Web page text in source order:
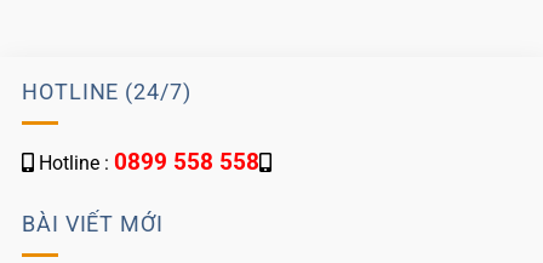
HOTLINE (24/7)
Hotline : 0899 558 558
BÀI VIẾT MỚI